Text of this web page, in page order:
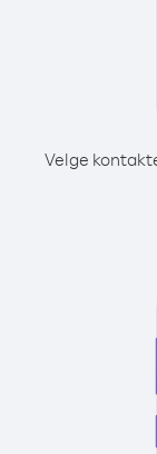
Velge